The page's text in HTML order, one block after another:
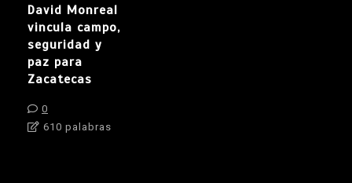
David Monreal
vincula campo,
seguridad y
paz para
Zacatecas
0
610 palabras